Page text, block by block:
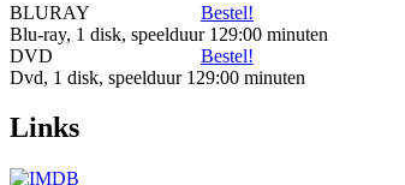
BLURAY
Bestel!
Blu-ray, 1 disk, speelduur 129:00 minuten
DVD
Bestel!
Dvd, 1 disk, speelduur 129:00 minuten
Links